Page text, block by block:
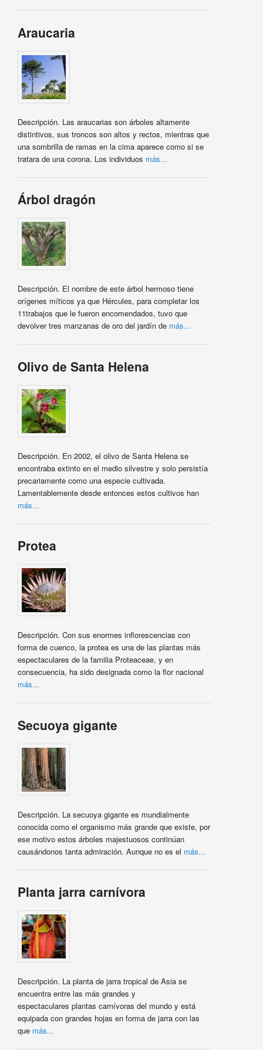
Araucaria
Descripción. Las araucarias son árboles altamente
distintivos, sus troncos son altos y rectos, mientras que
una sombrilla de ramas en la cima aparece como si se
tratara de una corona. Los individuos más...
Árbol dragón
Descripción. El nombre de este árbol hermoso tiene
orígenes míticos ya que Hércules, para completar los
11trabajos que le fueron encomendados, tuvo que
devolver tres manzanas de oro del jardín de más...
Olivo de Santa Helena
Descripción. En 2002, el olivo de Santa Helena se
encontraba extinto en el medio silvestre y solo persistía
precariamente como una especie cultivada.
Lamentablemente desde entonces estos cultivos han
más...
Protea
Descripción. Con sus enormes inflorescencias con
forma de cuenco, la protea es una de las plantas más
espectaculares de la familia Proteaceae, y en
consecuencia, ha sido designada como la flor nacional
más...
Secuoya gigante
Descripción. La secuoya gigante es mundialmente
conocida como el organismo más grande que existe, por
ese motivo estos árboles majestuosos continúan
causándonos tanta admiración. Aunque no es el más...
Planta jarra carnívora
Descripción. La planta de jarra tropical de Asia se
encuentra entre las más grandes y
espectaculares plantas carnívoras del mundo y está
equipada con grandes hojas en forma de jarra con las
que más...